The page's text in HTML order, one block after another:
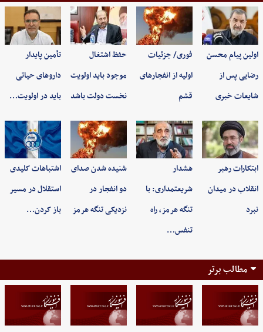
اولین پیام محسن
رضایی پس از
شایعات خبری
فوری/ جزئیات
اولیه از انفجارهای
قشم
حفظ اشتغال
موجود باید اولویت
نخست دولت باشد
تأمین پایدار
داروهای حیاتی
باید در اولویت…
ابتکارات رهبر
انقلاب در میدان
نبرد
هشدار
شریعتمداری: با
تنگه هرمز، راه
تنفس…
شنیده شدن صدای
دو انفجار در
نزدیکی تنگه هرمز
اشتباهات کلیدی
استقلال در مسیر
باز کردن…
مطالب برتر